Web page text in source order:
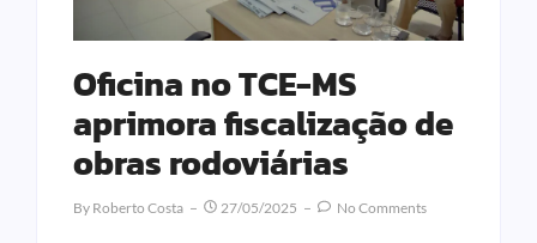
Oficina no TCE-MS
aprimora fiscalização de
obras rodoviárias
By Roberto Costa 27/05/2025 No Comments